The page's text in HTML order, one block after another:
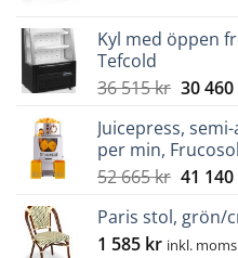
Kyl med öppen
Tefcold
36 515kr Det
priset
var:
36
30 460
Juicepress,
per min, Frucosol
52 665kr Det
priset
var:
41 140
Paris stol, grön/
1 585 kr inkl. moms